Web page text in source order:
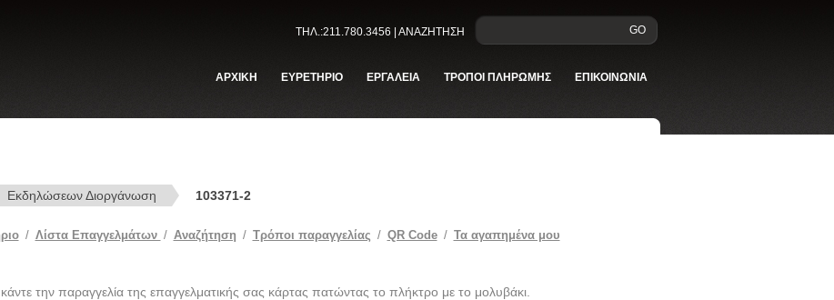
GO
ΤΗΛ.:211.780.3456 | ΑΝΑΖΗΤΗΣΗ
ΑΡΧΙΚΗ ΕΥΡΕΤΗΡΙΟ ΕΡΓΑΛΕΙΑ ΤΡΟΠΟΙ ΠΛΗΡΩΜΗΣ ΕΠΙΚΟΙΝΩΝΙΑ
Εκδηλώσεων Διοργάνωση 103371-2
/ Λίστα Επαγγελμάτων / Αναζήτηση / Tρόποι παραγγελίας / QR Code / Τα αγαπημένα μου
κάντε την παραγγελία της επαγγελματικής σας κάρτας πατώντας το πλήκτρο με το μολυβάκι.